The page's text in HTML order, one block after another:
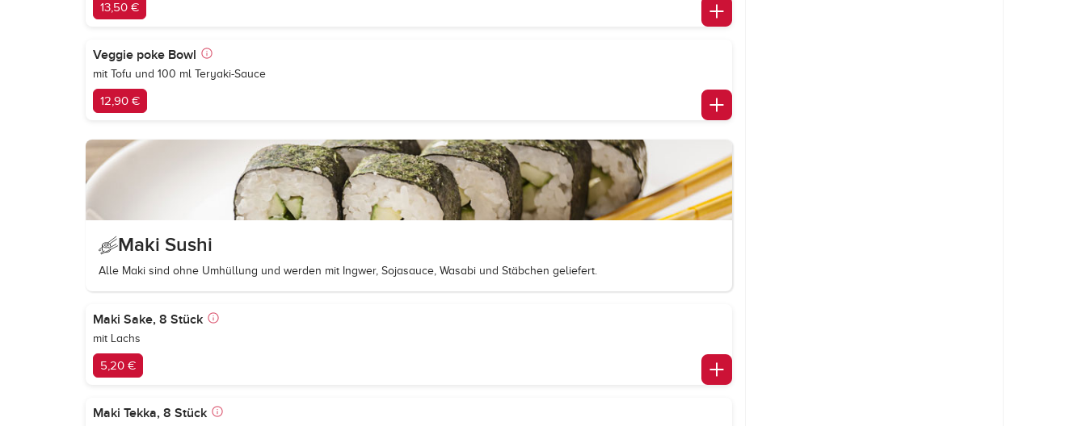
13,50 €
Veggie poke Bowl
mit Tofu und 100 ml Teryaki-Sauce
12,90 €
Maki Sushi
Alle Maki sind ohne Umhüllung und werden mit Ingwer, Sojasauce, Wasabi und Stäbchen geliefert.
Maki Sake, 8 Stück
mit Lachs
5,20 €
Maki Tekka, 8 Stück